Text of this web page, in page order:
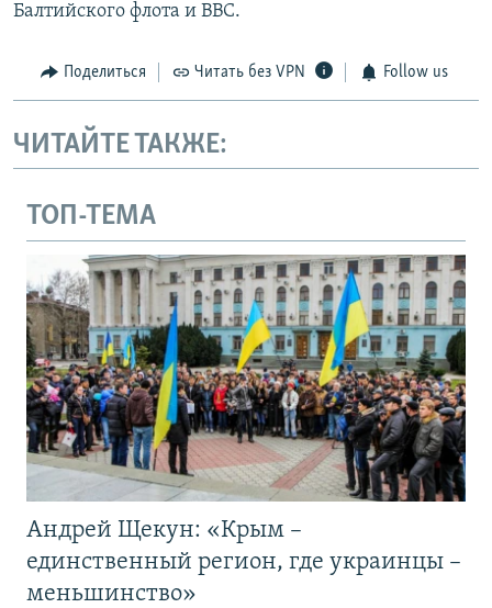
Балтийского флота и ВВС.
Поделиться Читать без VPN Follow us
ЧИТАЙТЕ ТАКЖЕ:
ТОП-ТЕМА
Андрей Щекун: «Крым –
единственный регион, где украинцы –
меньшинство»